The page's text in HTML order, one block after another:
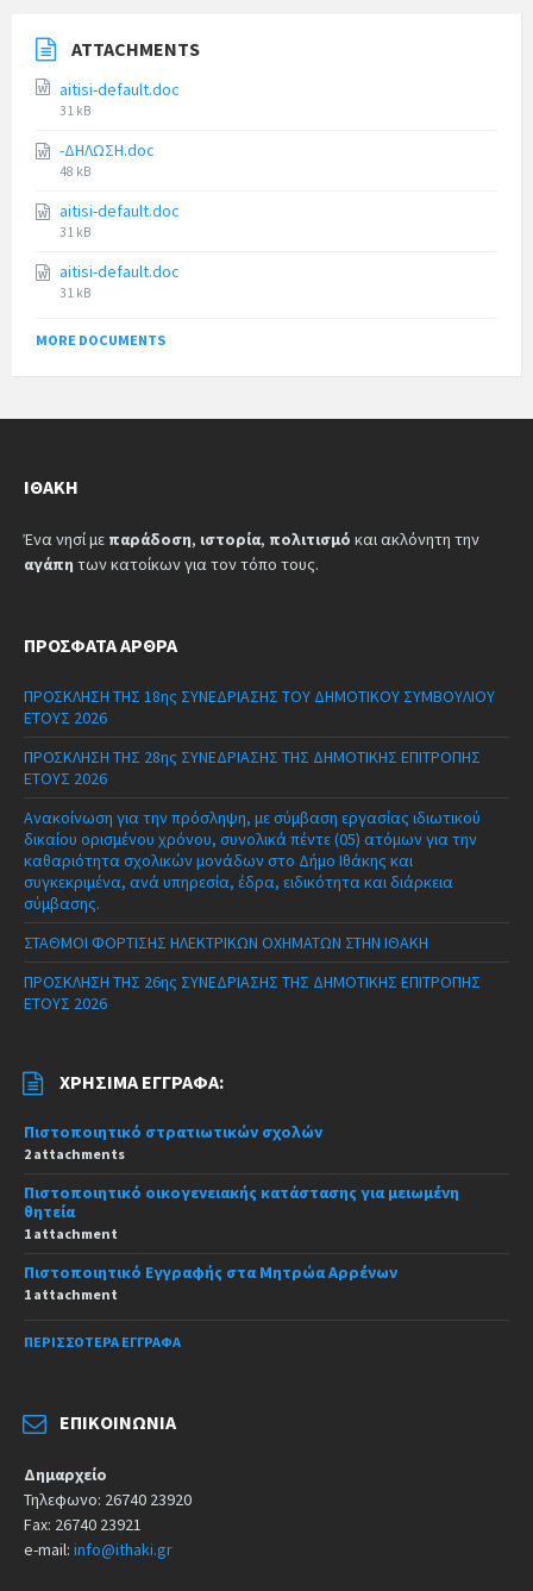
ATTACHMENTS
aitisi-default.doc
31 kB
-ΔΗΛΩΣΗ.doc
48 kB
aitisi-default.doc
31 kB
aitisi-default.doc
31 kB
MORE DOCUMENTS
ΙΘΆΚΗ
Ένα νησί με παράδοση, ιστορία, πολιτισμό και ακλόνητη την
αγάπη των κατοίκων για τον τόπο τους.
ΠΡΌΣΦΑΤΑ ΆΡΘΡΑ
ΠΡΟΣΚΛΗΣΗ ΤΗΣ 18ης ΣΥΝΕΔΡΙΑΣΗΣ ΤΟΥ ΔΗΜΟΤΙΚΟΥ ΣΥΜΒΟΥΛΙΟΥ
ΕΤΟΥΣ 2026
ΠΡΟΣΚΛΗΣΗ ΤΗΣ 28ης ΣΥΝΕΔΡΙΑΣΗΣ ΤΗΣ ΔΗΜΟΤΙΚΗΣ ΕΠΙΤΡΟΠΗΣ
ΕΤΟΥΣ 2026
Ανακοίνωση για την πρόσληψη, με σύμβαση εργασίας ιδιωτικού
δικαίου ορισμένου χρόνου, συνολικά πέντε (05) ατόμων για την
καθαριότητα σχολικών μονάδων στο Δήμο Ιθάκης και
συγκεκριμένα, ανά υπηρεσία, έδρα, ειδικότητα και διάρκεια
σύμβασης.
ΣΤΑΘΜΟΙ ΦΟΡΤΙΣΗΣ ΗΛΕΚΤΡΙΚΩΝ ΟΧΗΜΑΤΩΝ ΣΤΗΝ ΙΘΑΚΗ
ΠΡΟΣΚΛΗΣΗ ΤΗΣ 26ης ΣΥΝΕΔΡΙΑΣΗΣ ΤΗΣ ΔΗΜΟΤΙΚΗΣ ΕΠΙΤΡΟΠΗΣ
ΕΤΟΥΣ 2026
ΧΡΉΣΙΜΑ ΈΓΓΡΑΦΑ:
Πιστοποιητικό στρατιωτικών σχολών
2 attachments
Πιστοποιητικό οικογενειακής κατάστασης για μειωμένη
θητεία
1 attachment
Πιστοποιητικό Εγγραφής στα Μητρώα Αρρένων
1 attachment
ΠΕΡΙΣΣΌΤΕΡΑ ΈΓΓΡΑΦΑ
ΕΠΙΚΟΙΝΩΝΊΑ
Δημαρχείο
Τηλεφωνο: 26740 23920
Fax: 26740 23921
e-mail: info@ithaki.gr